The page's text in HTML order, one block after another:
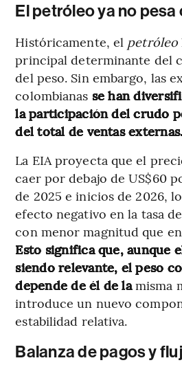
El petróleo ya no
Históricamente, el petróleo
principal determinante del
del peso. Sin embargo, las
colombianas se han
la participación del crudo
del total de ventas externas.
La EIA proyecta que el
caer por debajo de US$60
de 2025 e inicios de 2026,
efecto negativo en la tasa
con menor magnitud que
Esto significa que, aunque
siendo relevante, el peso
depende de él de lamisma
introduce un nuevo
estabilidad relativa.
Balanza de pagos y